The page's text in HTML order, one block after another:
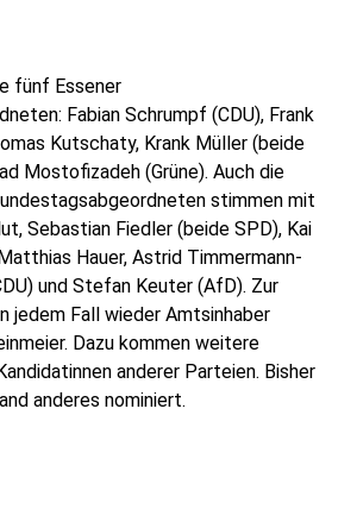
fünf Essener
Fabian Schrumpf (CDU), Frank
Kutschaty, Krank Müller (beide
Mostofizadeh (Grüne). Auch die
stimmen mit
Sebastian Fiedler (beide SPD), Kai
Hauer, Astrid Timmermann-
und Stefan Keuter (AfD). Zur
jedem Fall wieder Amtsinhaber
Dazu kommen weitere
anderer Parteien. Bisher
anderes nominiert.